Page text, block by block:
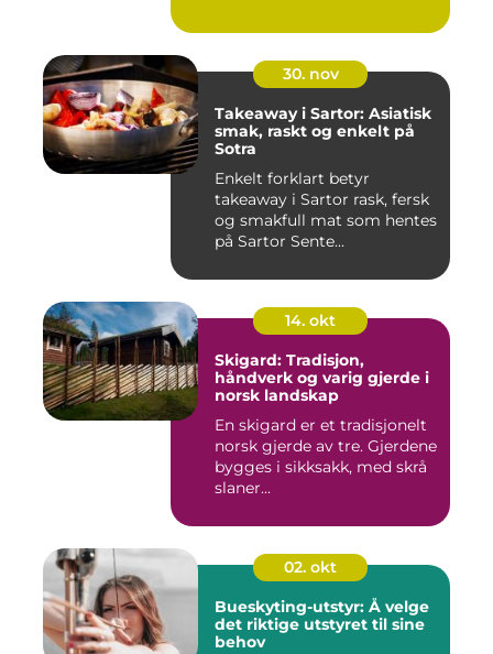
30. nov
Takeaway i Sartor: Asiatisk
smak, raskt og enkelt på
Sotra
Enkelt forklart betyr
takeaway i Sartor rask, fersk
og smakfull mat som hentes
på Sartor Sente...
14. okt
Skigard: Tradisjon,
håndverk og varig gjerde i
norsk landskap
En skigard er et tradisjonelt
norsk gjerde av tre. Gjerdene
bygges i sikksakk, med skrå
slaner...
02. okt
Bueskyting-utstyr: Å velge
det riktige utstyret til sine
behov